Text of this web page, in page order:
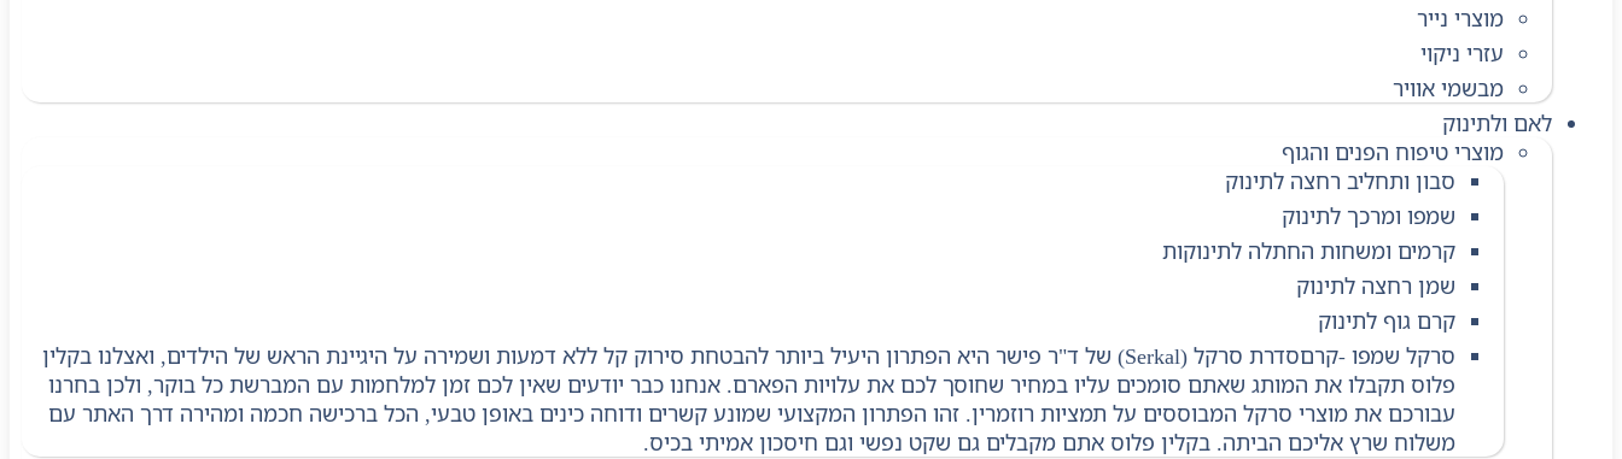
מוצרי נייר
עזרי ניקוי
מבשמי אוויר
לאם ולתינוק
מוצרי טיפוח הפנים והגוף
סבון ותחליב רחצה לתינוק
שמפו ומרכך לתינוק
קרמים ומשחות החתלה לתינוקות
שמן רחצה לתינוק
קרם גוף לתינוק
סרקל שמפו -קרם
סדרת סרקל (Serkal) של ד"ר פישר היא הפתרון היעיל ביותר להבטחת סירוק קל ללא דמעות ושמירה על היגיינת הראש של הילדים, ואצלנו בקלין
פלוס תקבלו את המותג שאתם סומכים עליו במחיר שחוסך לכם את עלויות הפארם. אנחנו כבר יודעים שאין לכם זמן למלחמות עם המברשת כל בוקר, ולכן בחרנו
עבורכם את מוצרי סרקל המבוססים על תמציות רוזמרין. זהו הפתרון המקצועי שמונע קשרים ודוחה כינים באופן טבעי, הכל ברכישה חכמה ומהירה דרך האתר עם
משלוח שרץ אליכם הביתה. בקלין פלוס אתם מקבלים גם שקט נפשי וגם חיסכון אמיתי בכיס.